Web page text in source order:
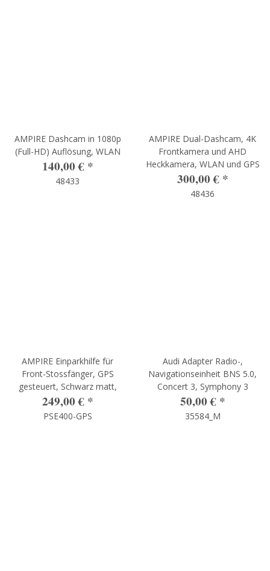
AMPIRE Dashcam in 1080p
(Full-HD) Auflösung, WLAN
140,00 € *
48433
AMPIRE Dual-Dashcam, 4K
Frontkamera und AHD
Heckkamera, WLAN und GPS
300,00 € *
48436
AMPIRE Einparkhilfe für
Front-Stossfänger, GPS
gesteuert, Schwarz matt,
249,00 € *
PSE400-GPS
Audi Adapter Radio-,
Navigationseinheit BNS 5.0,
Concert 3, Symphony 3
50,00 € *
35584_M